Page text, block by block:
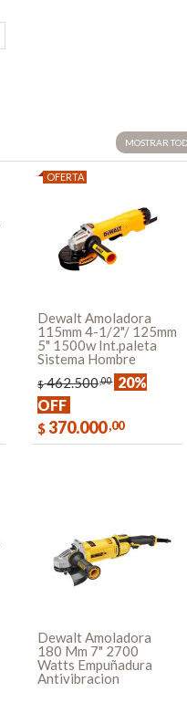
MOSTRAR
OFERTA
Dewalt Amoladora
115mm 4-1/2"/ 125mm
5" 1500w Int.paleta
Sistema Hombre
$ 462.500,00 20%
OFF
$370.000,00
Dewalt Amoladora
180 Mm 7" 2700
Watts Empuñadura
Antivibracion